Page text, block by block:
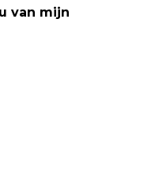
van mijn